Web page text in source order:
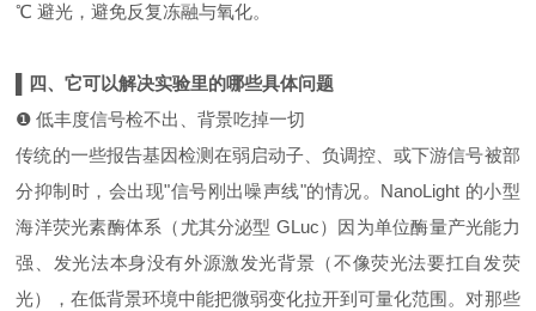
℃ 避光，避免反复冻融与氧化。
▌四、它可以解决实验里的哪些具体问题
❶ 低丰度信号检不出、背景吃掉一切
传统的一些报告基因检测在弱启动子、负调控、或下游信号被部
分抑制时，会出现"信号刚出噪声线"的情况。NanoLight 的小型
海洋荧光素酶体系（尤其分泌型 GLuc）因为单位酶量产光能力
强、发光法本身没有外源激发光背景（不像荧光法要扛自发荧
光），在低背景环境中能把微弱变化拉开到可量化范围。对那些